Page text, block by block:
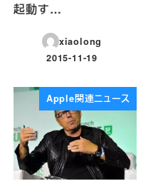
起動す…
xiaolong
投稿日
2015-11-19
Apple関連ニュース